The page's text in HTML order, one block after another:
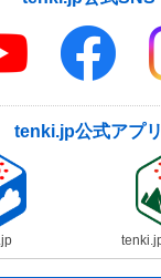
tenki.jp公式アプリ